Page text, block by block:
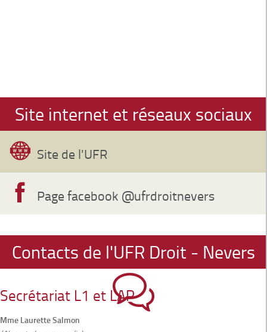
Site internet et réseaux sociaux
Site de l'UFR
Page facebook @ufrdroitnevers
Contacts de l'UFR Droit - Nevers
Secrétariat L1 et LAP
Mme Laurette Salmon